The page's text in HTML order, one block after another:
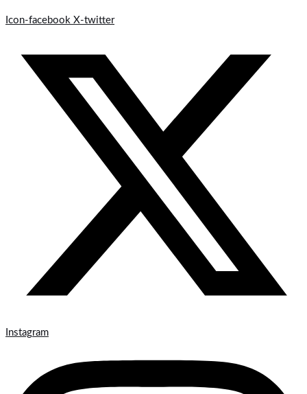
Icon-facebook X-twitter
Instagram